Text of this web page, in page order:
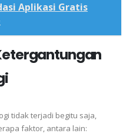
Aplikasi Gratis
tidak terjadi begitu saja,
faktor, antara lain: